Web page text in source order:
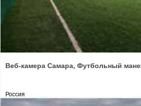
Веб-камера Самара, Футбольный
Россия